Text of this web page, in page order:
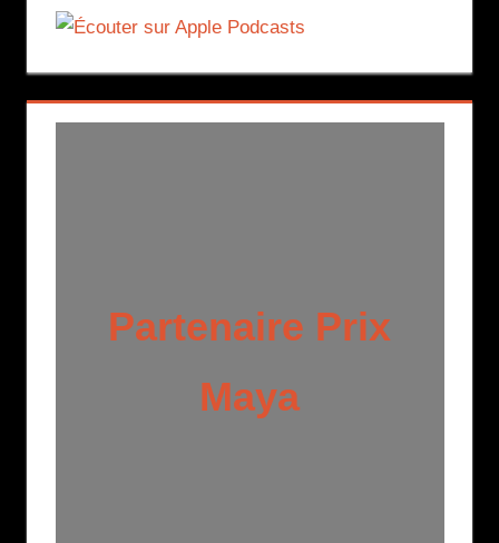
Partenaire Prix
Maya